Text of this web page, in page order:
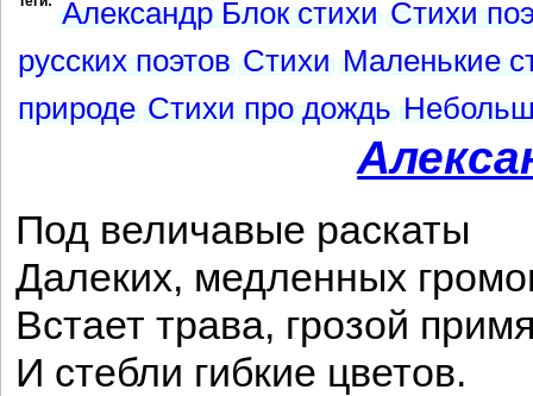
Александр Блок стихи Стихи
русских поэтов Стихи Маленькие
природе Стихи про дождь
Под величавые раскаты
Далеких, медленных
Встает трава, грозой
И стебли гибкие цветов.